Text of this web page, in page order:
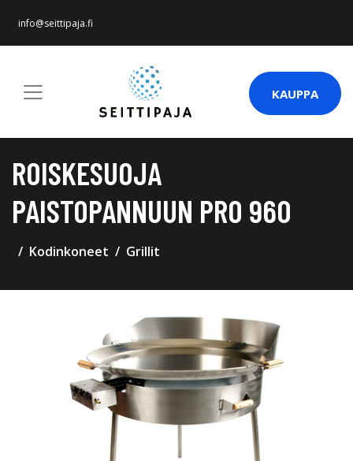
info@seittipaja.fi
KAUPPA
ROISKESUOJA
PAISTOPANNUUN PRO 960
Kodinkoneet Grillit